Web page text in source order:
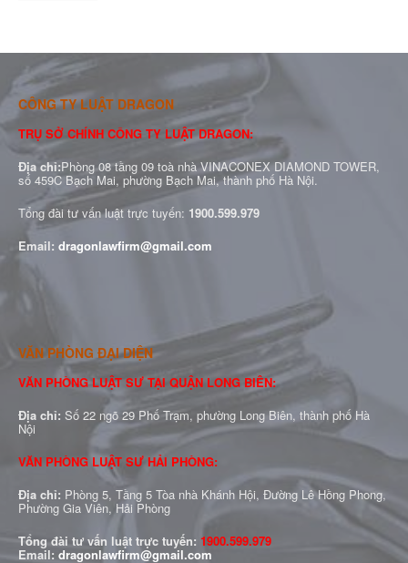
CÔNG TY LUẬT DRAGON
TRỤ SỞ CHÍNH CÔNG TY LUẬT DRAGON:
Địa chỉ:Phòng 08 tầng 09 toà nhà VINACONEX DIAMOND TOWER,
số 459C Bạch Mai, phường Bạch Mai, thành phố Hà Nội.
Tổng đài tư vấn luật trực tuyến: 1900.599.979
Email: dragonlawfirm@gmail.com
VĂN PHÒNG ĐẠI DIỆN
VĂN PHÒNG LUẬT SƯ TẠI QUẬN LONG BIÊN:
Địa chỉ: Số 22 ngõ 29 Phố Trạm, phường Long Biên, thành phố Hà
Nội
VĂN PHÒNG LUẬT SƯ HẢI PHÒNG:
Địa chỉ: Phòng 5, Tầng 5 Tòa nhà Khánh Hội, Đường Lê Hồng Phong,
Phường Gia Viên, Hải Phòng
Tổng đài tư vấn luật trực tuyến: 1900.599.979
Email: dragonlawfirm@gmail.com